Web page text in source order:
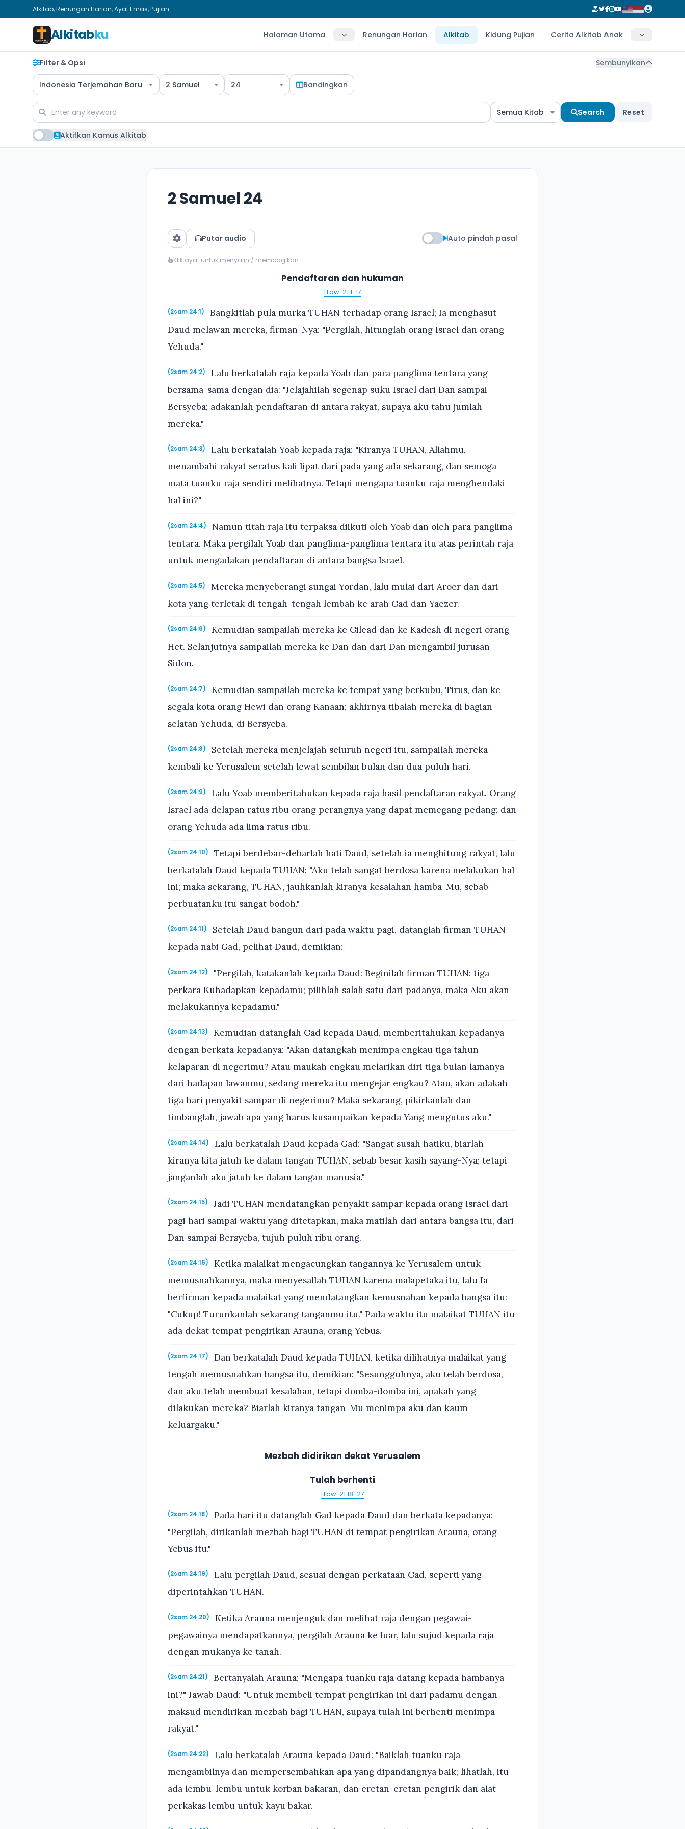
Alkitab, Renungan Harian, Ayat Emas, Pujian...
Alkitabku Halaman Utama Renungan Harian Alkitab Kidung Pujian Cerita Alkitab Anak
Filter & Opsi Sembunyikan
Indonesia Terjemahan Baru 2 Samuel 24 Bandingkan
Semua Kitab Search Reset
Aktifkan Kamus Alkitab
2 Samuel 24
Putar audio Auto pindah pasal
Klik ayat untuk menyalin / membagikan
Pendaftaran dan hukuman
1Taw. 21:1-17
(2sam 24:1)
Bangkitlah pula murka TUHAN terhadap orang Israel; Ia menghasut
Daud melawan mereka, firman-Nya: "Pergilah, hitunglah orang Israel dan orang
Yehuda."
(2sam 24:2)
Lalu berkatalah raja kepada Yoab dan para panglima tentara yang
bersama-sama dengan dia: "Jelajahilah segenap suku Israel dari Dan sampai
Bersyeba; adakanlah pendaftaran di antara rakyat, supaya aku tahu jumlah
mereka."
(2sam 24:3)
Lalu berkatalah Yoab kepada raja: "Kiranya TUHAN, Allahmu,
menambahi rakyat seratus kali lipat dari pada yang ada sekarang, dan semoga
mata tuanku raja sendiri melihatnya. Tetapi mengapa tuanku raja menghendaki
hal ini?"
(2sam 24:4)
Namun titah raja itu terpaksa diikuti oleh Yoab dan oleh para panglima
tentara. Maka pergilah Yoab dan panglima-panglima tentara itu atas perintah raja
untuk mengadakan pendaftaran di antara bangsa Israel.
(2sam 24:5)
Mereka menyeberangi sungai Yordan, lalu mulai dari Aroer dan dari
kota yang terletak di tengah-tengah lembah ke arah Gad dan Yaezer.
(2sam 24:6)
Kemudian sampailah mereka ke Gilead dan ke Kadesh di negeri orang
Het. Selanjutnya sampailah mereka ke Dan dan dari Dan mengambil jurusan
Sidon.
(2sam 24:7)
Kemudian sampailah mereka ke tempat yang berkubu, Tirus, dan ke
segala kota orang Hewi dan orang Kanaan; akhirnya tibalah mereka di bagian
selatan Yehuda, di Bersyeba.
(2sam 24:8)
Setelah mereka menjelajah seluruh negeri itu, sampailah mereka
kembali ke Yerusalem setelah lewat sembilan bulan dan dua puluh hari.
(2sam 24:9)
Lalu Yoab memberitahukan kepada raja hasil pendaftaran rakyat. Orang
Israel ada delapan ratus ribu orang perangnya yang dapat memegang pedang; dan
orang Yehuda ada lima ratus ribu.
(2sam 24:10)
Tetapi berdebar-debarlah hati Daud, setelah ia menghitung rakyat, lalu
berkatalah Daud kepada TUHAN: "Aku telah sangat berdosa karena melakukan hal
ini; maka sekarang, TUHAN, jauhkanlah kiranya kesalahan hamba-Mu, sebab
perbuatanku itu sangat bodoh."
(2sam 24:11)
Setelah Daud bangun dari pada waktu pagi, datanglah firman TUHAN
kepada nabi Gad, pelihat Daud, demikian:
(2sam 24:12)
"Pergilah, katakanlah kepada Daud: Beginilah firman TUHAN: tiga
perkara Kuhadapkan kepadamu; pilihlah salah satu dari padanya, maka Aku akan
melakukannya kepadamu."
(2sam 24:13)
Kemudian datanglah Gad kepada Daud, memberitahukan kepadanya
dengan berkata kepadanya: "Akan datangkah menimpa engkau tiga tahun
kelaparan di negerimu? Atau maukah engkau melarikan diri tiga bulan lamanya
dari hadapan lawanmu, sedang mereka itu mengejar engkau? Atau, akan adakah
tiga hari penyakit sampar di negerimu? Maka sekarang, pikirkanlah dan
timbanglah, jawab apa yang harus kusampaikan kepada Yang mengutus aku."
(2sam 24:14)
Lalu berkatalah Daud kepada Gad: "Sangat susah hatiku, biarlah
kiranya kita jatuh ke dalam tangan TUHAN, sebab besar kasih sayang-Nya; tetapi
janganlah aku jatuh ke dalam tangan manusia."
(2sam 24:15)
Jadi TUHAN mendatangkan penyakit sampar kepada orang Israel dari
pagi hari sampai waktu yang ditetapkan, maka matilah dari antara bangsa itu, dari
Dan sampai Bersyeba, tujuh puluh ribu orang.
(2sam 24:16)
Ketika malaikat mengacungkan tangannya ke Yerusalem untuk
memusnahkannya, maka menyesallah TUHAN karena malapetaka itu, lalu Ia
berfirman kepada malaikat yang mendatangkan kemusnahan kepada bangsa itu:
"Cukup! Turunkanlah sekarang tanganmu itu." Pada waktu itu malaikat TUHAN itu
ada dekat tempat pengirikan Arauna, orang Yebus.
(2sam 24:17)
Dan berkatalah Daud kepada TUHAN, ketika dilihatnya malaikat yang
tengah memusnahkan bangsa itu, demikian: "Sesungguhnya, aku telah berdosa,
dan aku telah membuat kesalahan, tetapi domba-domba ini, apakah yang
dilakukan mereka? Biarlah kiranya tangan-Mu menimpa aku dan kaum
keluargaku."
Mezbah didirikan dekat Yerusalem
Tulah berhenti
1Taw. 21:18-27
(2sam 24:18)
Pada hari itu datanglah Gad kepada Daud dan berkata kepadanya:
"Pergilah, dirikanlah mezbah bagi TUHAN di tempat pengirikan Arauna, orang
Yebus itu."
(2sam 24:19)
Lalu pergilah Daud, sesuai dengan perkataan Gad, seperti yang
diperintahkan TUHAN.
(2sam 24:20)
Ketika Arauna menjenguk dan melihat raja dengan pegawai-
pegawainya mendapatkannya, pergilah Arauna ke luar, lalu sujud kepada raja
dengan mukanya ke tanah.
(2sam 24:21)
Bertanyalah Arauna: "Mengapa tuanku raja datang kepada hambanya
ini?" Jawab Daud: "Untuk membeli tempat pengirikan ini dari padamu dengan
maksud mendirikan mezbah bagi TUHAN, supaya tulah ini berhenti menimpa
rakyat."
(2sam 24:22)
Lalu berkatalah Arauna kepada Daud: "Baiklah tuanku raja
mengambilnya dan mempersembahkan apa yang dipandangnya baik; lihatlah, itu
ada lembu-lembu untuk korban bakaran, dan eretan-eretan pengirik dan alat
perkakas lembu untuk kayu bakar.